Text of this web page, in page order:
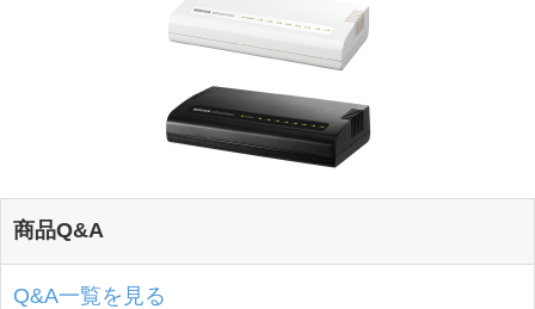
商品Q&A
Q&A一覧を見る